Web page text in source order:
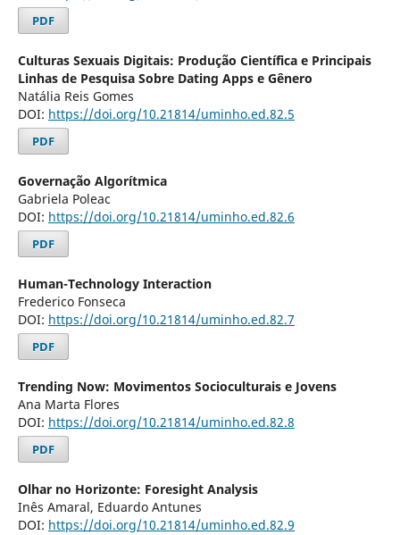
PDF
Culturas Sexuais Digitais: Produção Científica e Principais
Linhas de Pesquisa Sobre Dating Apps e Gênero
Natália Reis Gomes
DOI: https://doi.org/10.21814/uminho.ed.82.5
PDF
Governação Algorítmica
Gabriela Poleac
DOI: https://doi.org/10.21814/uminho.ed.82.6
PDF
Human-Technology Interaction
Frederico Fonseca
DOI: https://doi.org/10.21814/uminho.ed.82.7
PDF
Trending Now: Movimentos Socioculturais e Jovens
Ana Marta Flores
DOI: https://doi.org/10.21814/uminho.ed.82.8
PDF
Olhar no Horizonte: Foresight Analysis
Inês Amaral, Eduardo Antunes
DOI: https://doi.org/10.21814/uminho.ed.82.9